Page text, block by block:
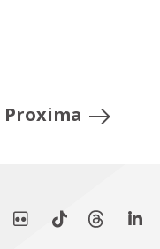
Proxima